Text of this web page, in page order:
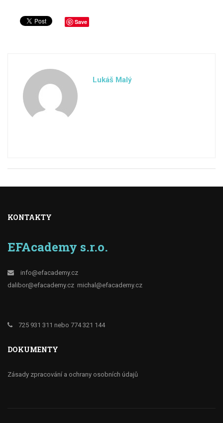
Save
Lukáš Malý
KONTAKTY
EFAcademy s.r.o.
info@efacademy.cz
dalibor@efacademy.cz michal@efacademy.cz
725 931 311 nebo 774 321 144
DOKUMENTY
Zásady zpracování a ochrany osobních údajů